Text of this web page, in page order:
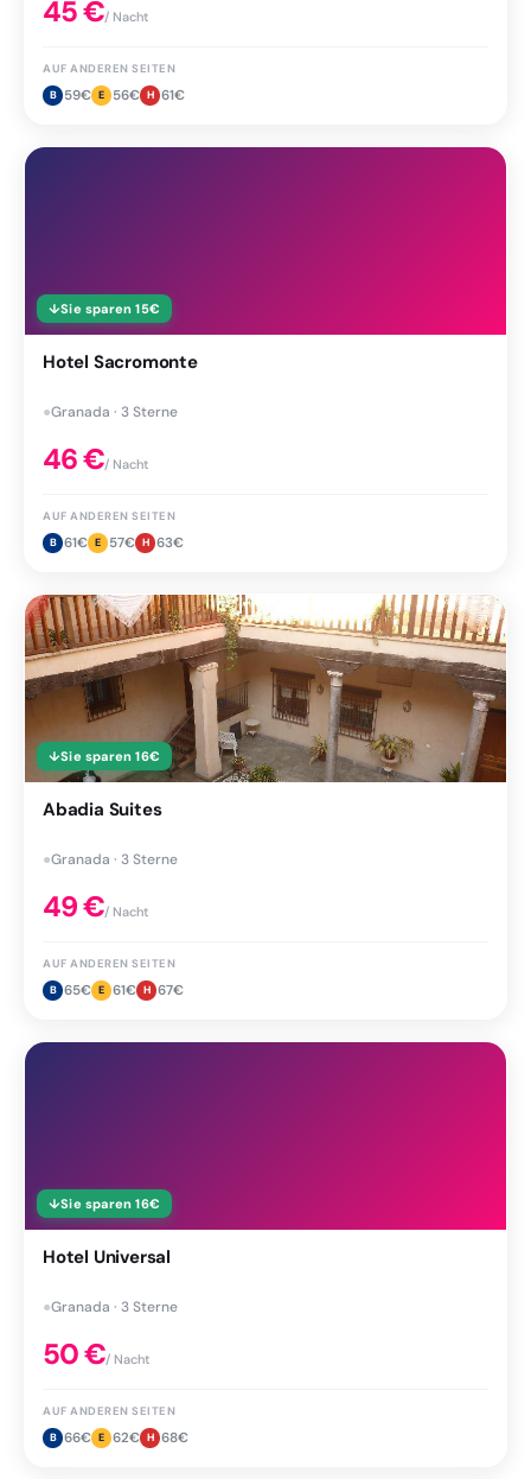
45€/ Nacht
AUF ANDEREN SEITEN
B
59€ E 56€ H 61€
↓Sie sparen 15€
Hotel Sacromonte
●Granada · 3 Sterne
46€/ Nacht
AUF ANDEREN SEITEN
B 61€ E 57€ H 63€
↓Sie sparen 16€
Abadia Suites
●Granada · 3 Sterne
49€/ Nacht
AUF ANDEREN SEITEN
B 65€ E 61€ H 67€
↓Sie sparen 16€
Hotel Universal
●Granada · 3 Sterne
50€/ Nacht
AUF ANDEREN SEITEN
B 66€ E 62€ H 68€